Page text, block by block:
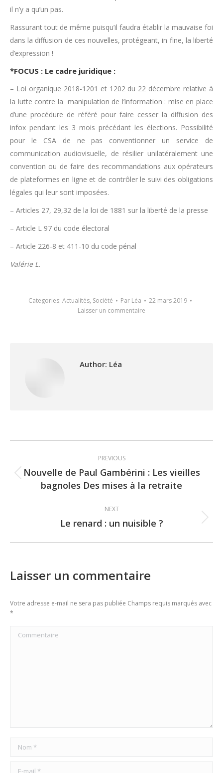
il n’y a qu’un pas.
Rassurant tout de même puisqu’il faudra établir la mauvaise foi
dans la diffusion de ces nouvelles, protégeant, in fine, la liberté
d’expression !
*FOCUS : Le cadre juridique :
– Loi organique 2018-1201 et 1202 du 22 décembre relative à
la lutte contre la manipulation de l’information : mise en place
d’une procédure de référé pour faire cesser la diffusion des
infox pendant les 3 mois précédant les élections. Possibilité
pour le CSA de ne pas conventionner un service de
communication audiovisuelle, de résilier unilatéralement une
convention ou de faire des recommandations aux opérateurs
de plateformes en ligne et de contrôler le suivi des obligations
légales qui leur sont imposées.
– Articles 27, 29,32 de la loi de 1881 sur la liberté de la presse
– Article L 97 du code électoral
– Article 226-8 et 411-10 du code pénal
Valérie L.
Categories: Actualités, Société Par Léa
22 mars 2019
Laisser un commentaire
Author: Léa
navigation
PREVIOUS
Previous
post:
Nouvelle de Paul Gambérini : Les vieilles
bagnoles Des mises à la retraite
NEXT
Next
Le renard : un nuisible ?
Laisser un commentaire
Votre adresse e-mail ne sera pas publiée Champs requis marqués avec
*
Commentaire
Nom *
E-mail *